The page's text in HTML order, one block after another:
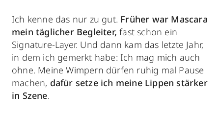
Ich kenne das nur zu gut. Früher war Mascara
mein täglicher Begleiter, fast schon ein
Signature-Layer. Und dann kam das letzte Jahr,
in dem ich gemerkt habe: Ich mag mich auch
ohne. Meine Wimpern dürfen ruhig mal Pause
machen, dafür setze ich meine Lippen stärker
in Szene.